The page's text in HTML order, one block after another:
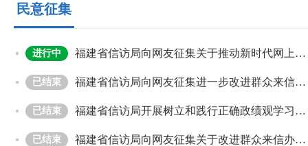
民意征集
进行中 福建省信访局向网友征集关于推动新时代网上信访高质量发展的意见建议
已结束 福建省信访局向网友征集进一步改进群众来信办理工作的意见建议
已结束 福建省信访局开展树立和践行正确政绩观学习教育的意见征集
已结束 福建省信访局向网友征集关于改进群众来信办理工作的意见建议